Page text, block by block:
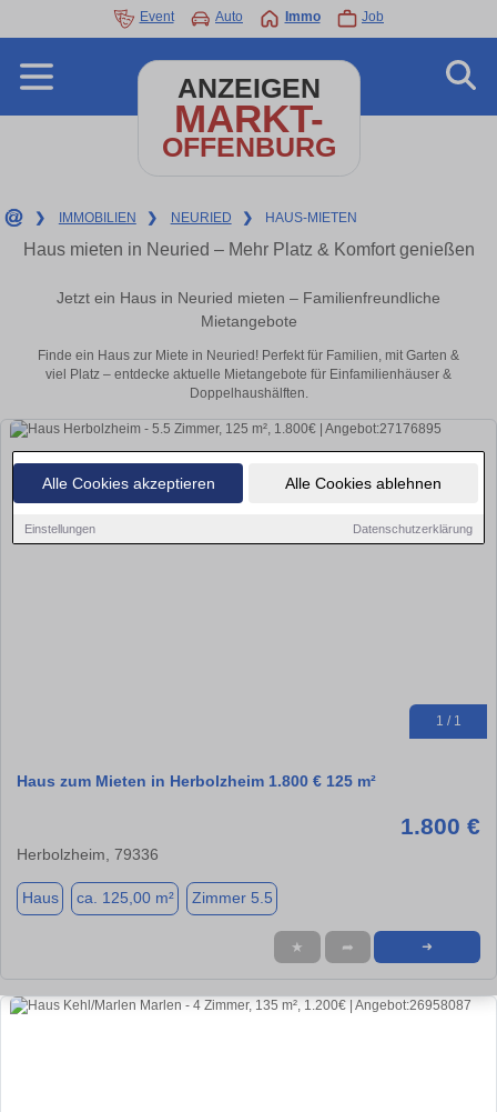
Alle Cookies akzeptieren Alle Cookies ablehnen
Einstellungen Datenschutzerklärung
Event Auto Immo Job
ANZEIGEN
MARKT-
OFFENBURG
❯ IMMOBILIEN ❯ NEURIED ❯ HAUS-MIETEN
Haus mieten in Neuried – Mehr Platz & Komfort genießen
Jetzt ein Haus in Neuried mieten – Familienfreundliche
Mietangebote
Finde ein Haus zur Miete in Neuried! Perfekt für Familien, mit Garten &
viel Platz – entdecke aktuelle Mietangebote für Einfamilienhäuser &
Doppelhaushälften.
1 / 1
Haus zum Mieten in Herbolzheim 1.800 € 125 m²
1.800 €
Herbolzheim, 79336
Haus ca. 125,00 m² Zimmer 5.5
★ ➦ ➜